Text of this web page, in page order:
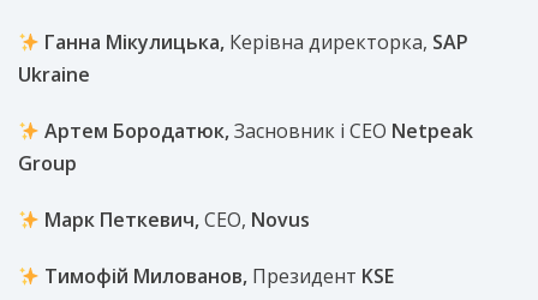
Ганна Мікулицька, Керівна директорка, SAP
Ukraine
Артем Бородатюк,Засновник і СЕО Netpeak
Group
Марк Петкевич,CEO, Novus
Тимофій Милованов, Президент KSE